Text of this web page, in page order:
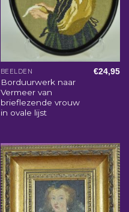
BEELDEN
Borduurwerk naar
Vermeer van
brieflezende vrouw
in ovale lijst
€24,95